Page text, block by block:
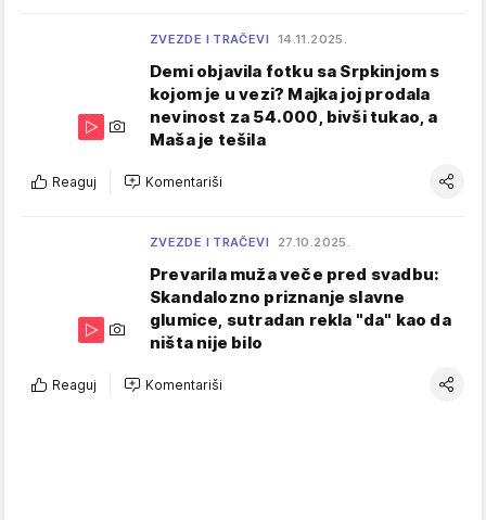
ZVEZDE I TRAČEVI 14.11.2025.
Demi objavila fotku sa Srpkinjom s
kojom je u vezi? Majka joj prodala
nevinost za 54.000, bivši tukao, a
Maša je tešila
Reaguj Komentariši
ZVEZDE I TRAČEVI 27.10.2025.
Prevarila muža veče pred svadbu:
Skandalozno priznanje slavne
glumice, sutradan rekla "da" kao da
ništa nije bilo
Reaguj Komentariši